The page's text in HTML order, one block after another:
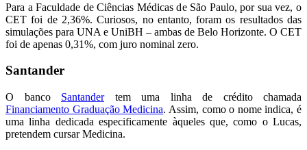
Para a Faculdade de Ciências Médicas de São Paulo, por sua vez, o
CET foi de 2,36%. Curiosos, no entanto, foram os resultados das
simulações para UNA e UniBH – ambas de Belo Horizonte. O CET
foi de apenas 0,31%, com juro nominal zero.
Santander
O banco Santandertem uma linha de crédito chamada
Financiamento Graduação Medicina. Assim, como o nome indica, é
uma linha dedicada especificamente àqueles que, como o Lucas,
pretendem cursar Medicina.